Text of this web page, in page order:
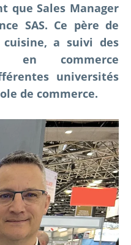
que Sales Manager
SAS. Ce père de
a suivi des
en commerce
universités
de commerce.